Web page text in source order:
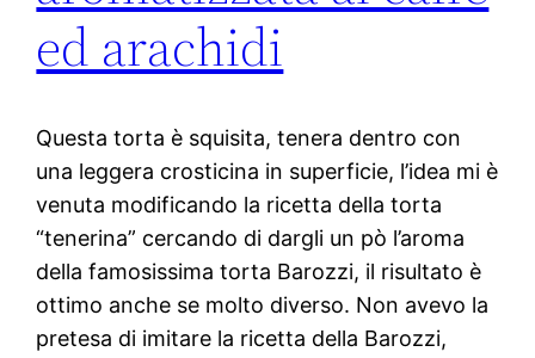
ed arachidi
Questa torta è squisita, tenera dentro con
una leggera crosticina in superficie, l’idea mi è
venuta modificando la ricetta della torta
“tenerina” cercando di dargli un pò l’aroma
della famosissima torta Barozzi, il risultato è
ottimo anche se molto diverso. Non avevo la
pretesa di imitare la ricetta della Barozzi,